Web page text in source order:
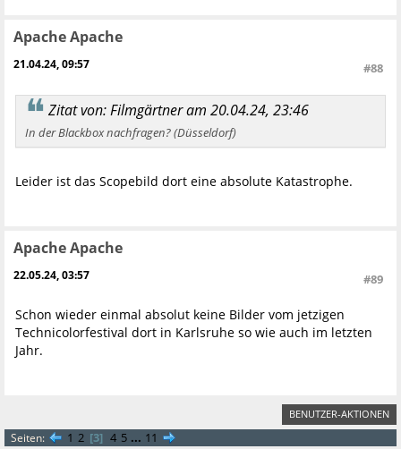
Apache Apache
21.04.24, 09:57 #88
Zitat von: Filmgärtner am 20.04.24, 23:46
In der Blackbox nachfragen? (Düsseldorf)
Leider ist das Scopebild dort eine absolute Katastrophe.
Apache Apache
22.05.24, 03:57 #89
Schon wieder einmal absolut keine Bilder vom jetzigen
Technicolorfestival dort in Karlsruhe so wie auch im letzten
Jahr.
BENUTZER-AKTIONEN
Seiten 1 2 3 4 5 ... 11